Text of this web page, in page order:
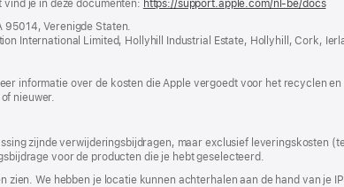
je in deze documenten: https://support.apple.com/nl-be/docs
95014, Verenigde Staten.
International Limited, Hollyhill Industrial Estate, Hollyhill, Cork,
informatie over de kosten die Apple vergoedt voor het recyclen
nieuwer.
zijnde verwijderingsbijdragen, maar exclusief leveringskosten
voor de producten die je hebt geselecteerd.
zien. We hebben je locatie kunnen achterhalen aan de hand van je